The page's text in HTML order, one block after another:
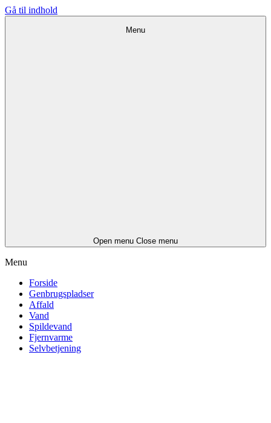
Gå til indhold
Menu
Open menu Close menu
Menu
Forside
Genbrugspladser
Affald
Vand
Spildevand
Fjernvarme
Selvbetjening